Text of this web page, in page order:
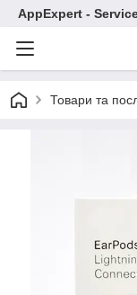
AppExpert -
Товари та